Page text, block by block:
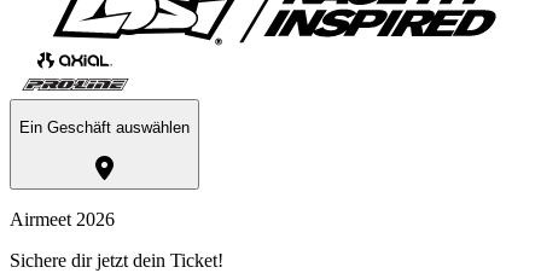
Ein Geschäft auswählen
Airmeet 2026
Sichere dir jetzt dein Ticket!